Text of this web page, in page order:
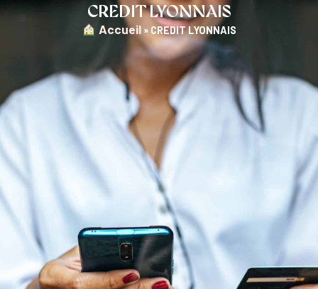
CREDIT LYONNAIS
︎ Accueil » CREDIT LYONNAIS